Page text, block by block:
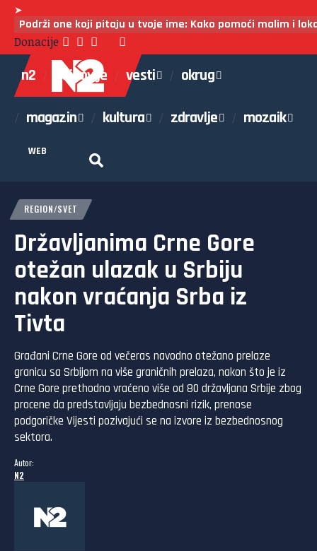
➤
Podrži one koji pitaju u tvoje ime: Kako pomoći malim i
Donacije
n2 najnovije vesti okrug
magazin kultura zdravlje mozaik
WEB
REGION/SVET
Državljanima Crne Gore
otežan ulazak u Srbiju
nakon vraćanja Srba iz
Tivta
Građani Crne Gore od večeras navodno otežano prelaze
granicu sa Srbijom na više graničnih prelaza, nakon što je iz
Crne Gore prethodno vraćeno više od 80 državljana Srbije zbog
procene da predstavljaju bezbednosni rizik, prenose
podgoričke Vijesti pozivajući se na izvore iz bezbednosnog
sektora.
Autor:
N2